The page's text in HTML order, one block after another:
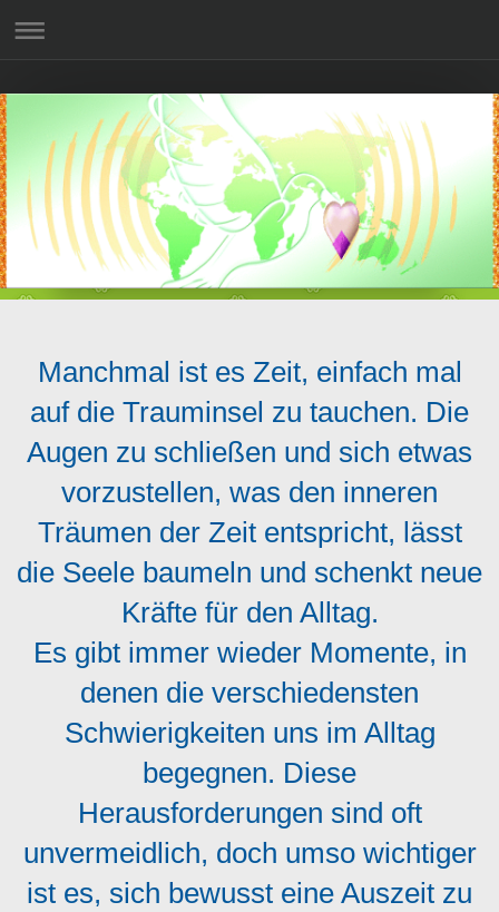
Manchmal ist es Zeit, einfach mal
auf die Trauminsel zu tauchen. Die
Augen zu schließen und sich etwas
vorzustellen, was den inneren
Träumen der Zeit entspricht, lässt
die Seele baumeln und schenkt neue
Kräfte für den Alltag.
Es gibt immer wieder Momente, in
denen die verschiedensten
Schwierigkeiten uns im Alltag
begegnen. Diese
Herausforderungen sind oft
unvermeidlich, doch umso wichtiger
ist es, sich bewusst eine Auszeit zu